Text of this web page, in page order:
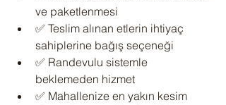
ve paketlenmesi
✅ Teslim alınan etlerin ihtiyaç
sahiplerine bağış seçeneği
✅ Randevulu sistemle
beklemeden hizmet
✅ Mahallenize en yakın kesim